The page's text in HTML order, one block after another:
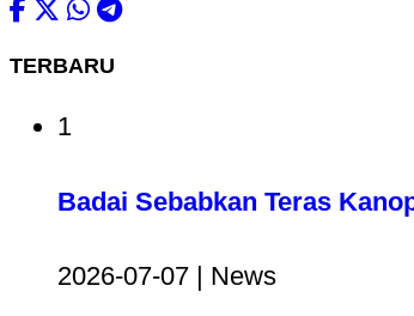
TERBARU
1
Badai Sebabkan Teras
2026-07-07 | News